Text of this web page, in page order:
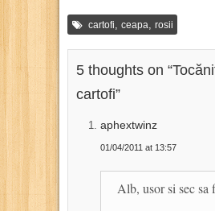
cartofi ceapa rosii
5 thoughts on “
cartofi”
aphextwinz
01/04/2011 at 13:57
Alb, usor si sec sa